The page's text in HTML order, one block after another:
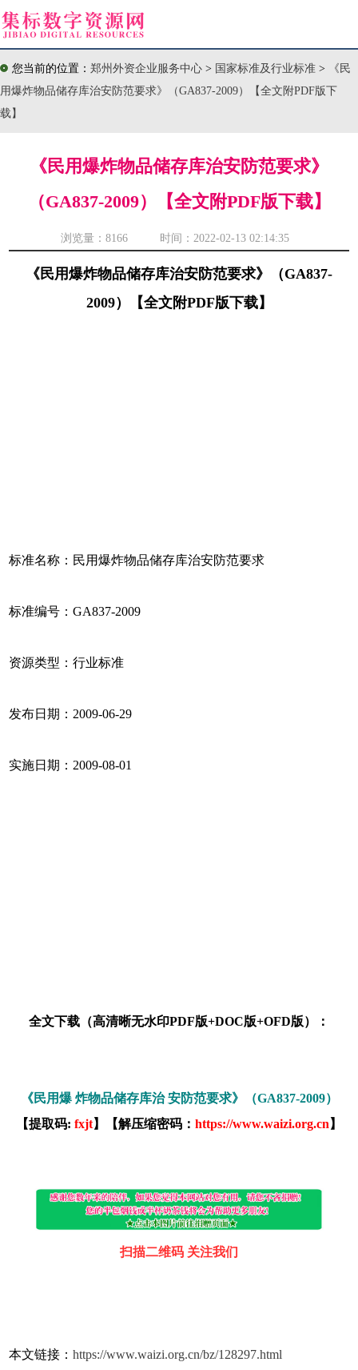
您当前的位置： 郑州外资企业服务中心 > 国家标准及行业标准 >
《民
用爆炸物品储存库治安防范要求》（GA837-2009）【全文附PDF版下
载】
《民用爆炸物品储存库治安防范要求》
（GA837-2009）【全文附PDF版下载】
浏览量： 8166 时间：2022-02-13 02:14:35
《民用爆炸物品储存库治安防范要求》（GA837-
2009）【全文附PDF版下载】
标准名称：民用爆炸物品储存库治安防范要求
标准编号：GA837-2009
资源类型：行业标准
发布日期：2009-06-29
实施日期：2009-08-01
全文下载（高清晰无水印PDF版+DOC版+OFD版）：
《民用爆 炸物品储存库治 安防范要求》（GA837-2009）
【提取码: fxjt】【解压缩密码： https://www.waizi.org.cn 】
扫描二维码 关注我们
本文链接：https://www.waizi.org.cn/bz/128297.html